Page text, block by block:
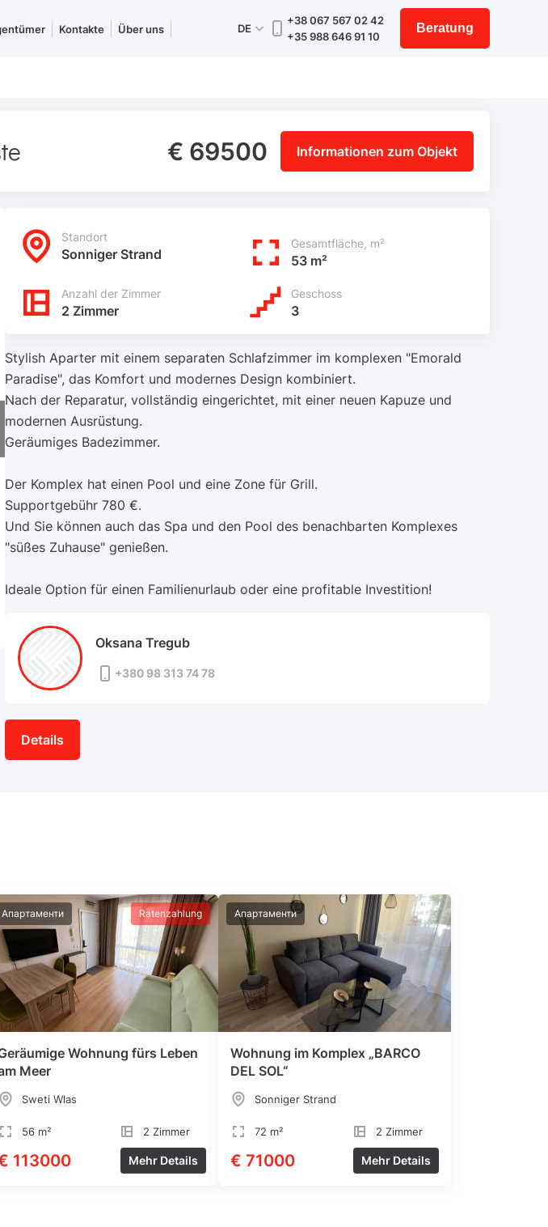
Kontakte Über uns DE
+38 067 567 02 42
+35 988 646 91 10
Beratung
€ 69500 Informationen zum Objekt
Standort
Sonniger Strand
Gesamtfläche, m²
53 m²
Anzahl der Zimmer
2 Zimmer
Geschoss
3
Stylish Aparter mit einem separaten Schlafzimmer im komplexen "Emorald
Paradise", das Komfort und modernes Design kombiniert.
Nach der Reparatur, vollständig eingerichtet, mit einer neuen Kapuze und
modernen Ausrüstung.
Geräumiges Badezimmer.
Der Komplex hat einen Pool und eine Zone für Grill.
Supportgebühr 780 €.
Und Sie können auch das Spa und den Pool des benachbarten Komplexes
"süßes Zuhause" genießen.
Ideale Option für einen Familienurlaub oder eine profitable Investition!
Oksana Tregub
+380 98 313 74 78
Details
Апартаменти Ratenzahlung
Wohnung fürs Leben
Meer
Sweti Wlas
56 m² 2 Zimmer
113000 Mehr Details
Апартаменти
Wohnung im Komplex „BARCO
DEL SOL“
Sonniger Strand
72 m² 2 Zimmer
€ 71000 Mehr Details